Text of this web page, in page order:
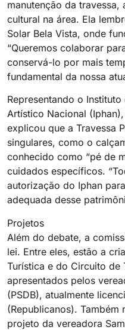
manutenção da travessa,
cultural na área. Ela
Solar Bela Vista, onde
“Queremos colaborar
conservá-lo por mais
fundamental da nossa
Representando o
Artístico Nacional
explicou que a Travessa
singulares, como o
conhecido como “pé de
cuidados específicos.
autorização do Iphan
adequada desse
Projetos
Além do debate, a
lei. Entre eles, estão a
Turística e do Circuito de
apresentados pelos
(PSDB), atualmente
(Republicanos).
projeto da vereadora